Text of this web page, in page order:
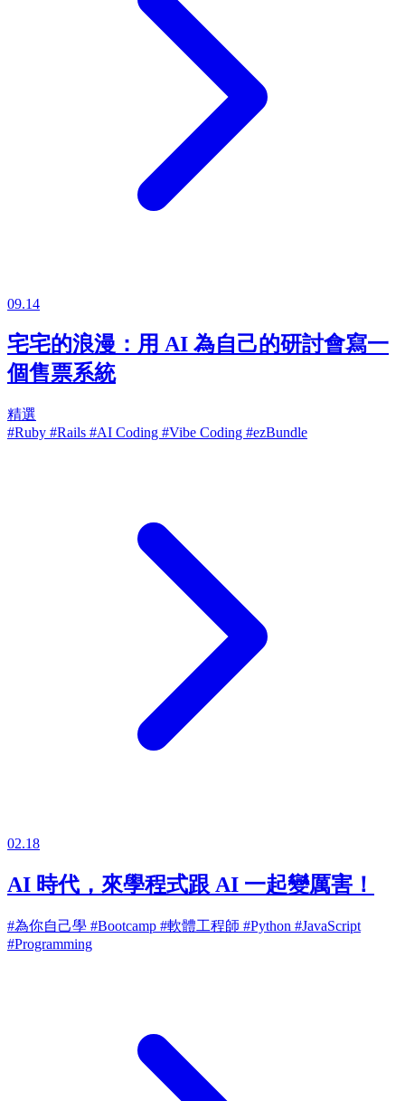
09.14
宅宅的浪漫：用 AI 為自己的研討會寫一
個售票系統
精選
#Ruby #Rails #AI Coding #Vibe Coding #ezBundle
02.18
AI 時代，來學程式跟 AI 一起變厲害！
#為你自己學 #Bootcamp #軟體工程師 #Python #JavaScript
#Programming